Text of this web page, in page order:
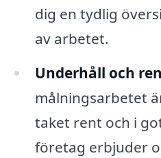
dig en tydlig
av arbetet.
Underhåll och
målningsarbetet
taket rent och i
företag erbjuder